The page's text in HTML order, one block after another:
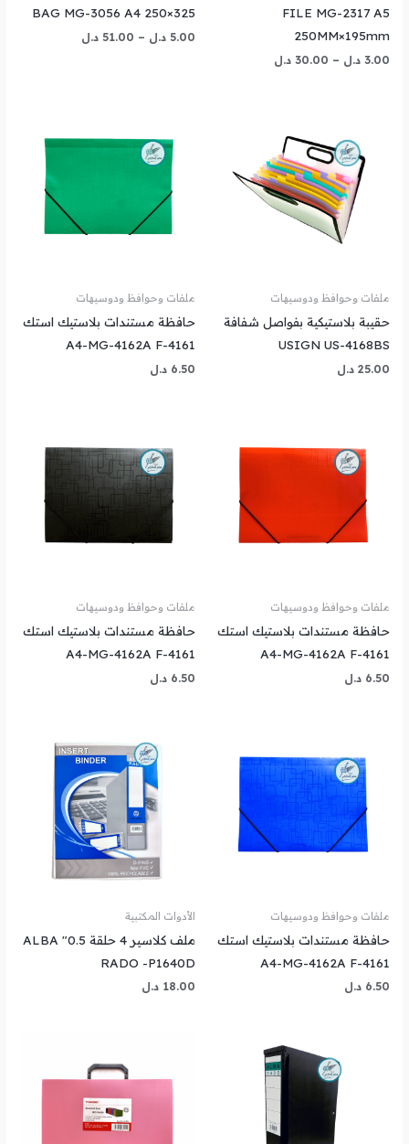
FILE MG-2317 A5
250MM×195mm
3.00 د.ل –
30.00 د.ل
BAG MG-3056 A4 250×325
5.00 د.ل –
51.00 د.ل
ملفات وحوافظ ودوسيهات
حقيبة بلاستيكية بفواصل شفافة
USIGN US-4168BS
25.00 د.ل
ملفات وحوافظ ودوسيهات
حافظة مستندات بلاستيك استك
A4-MG-4162A F-4161
6.50 د.ل
ملفات وحوافظ ودوسيهات
حافظة مستندات بلاستيك استك
A4-MG-4162A F-4161
6.50 د.ل
ملفات وحوافظ ودوسيهات
حافظة مستندات بلاستيك استك
A4-MG-4162A F-4161
6.50 د.ل
ملفات وحوافظ ودوسيهات
حافظة مستندات بلاستيك استك
A4-MG-4162A F-4161
6.50 د.ل
الأدوات المكتبية
ملف كلاسير 4 حلقة 0.5″ ALBA
RADO -P1640D
18.00 د.ل